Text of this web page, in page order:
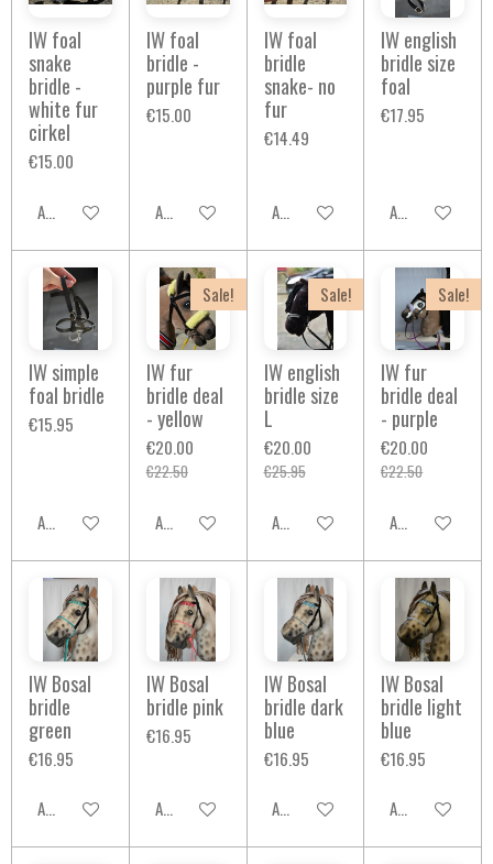
IW foal
snake
bridle -
white fur
cirkel
€15.00
Add to cart
IW foal
bridle -
purple fur
€15.00
Add to cart
IW foal
bridle
snake- no
fur
€14.49
Add to cart
IW english
bridle size
foal
€17.95
Add to cart
IW simple
foal bridle
€15.95
Add to cart
Sale!
IW fur
bridle deal
- yellow
€20.00
€22.50
Add to cart
Sale!
IW english
bridle size
L
€20.00
€25.95
Add to cart
Sale!
IW fur
bridle deal
- purple
€20.00
€22.50
Add to cart
IW Bosal
bridle
green
€16.95
Add to cart
IW Bosal
bridle pink
€16.95
Add to cart
IW Bosal
bridle dark
blue
€16.95
Add to cart
IW Bosal
bridle light
blue
€16.95
Add to cart